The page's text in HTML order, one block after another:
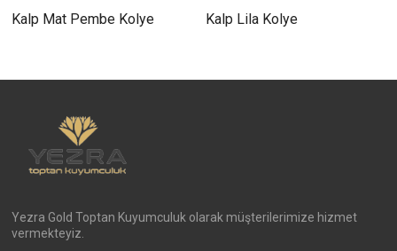
Kalp Mat Pembe Kolye
Kalp Lila Kolye
Yezra Gold Toptan Kuyumculuk olarak müşterilerimize hizmet
vermekteyiz.